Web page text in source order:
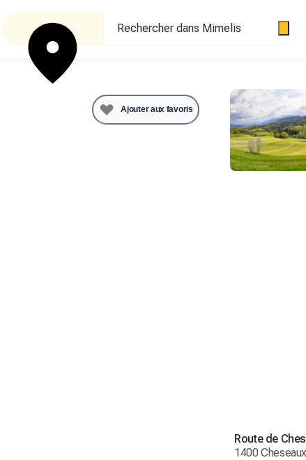
Rechercher dans Mimelis
Ajouter aux favoris
Route de
1400